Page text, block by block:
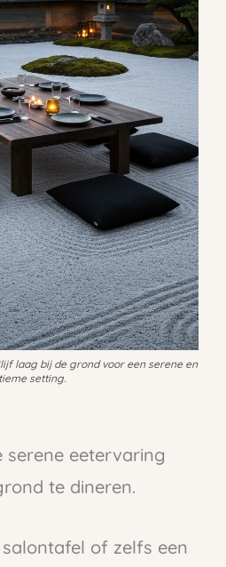
laag bij de grond voor een serene en
setting.
serene eetervaring
te dineren.
of zelfs een